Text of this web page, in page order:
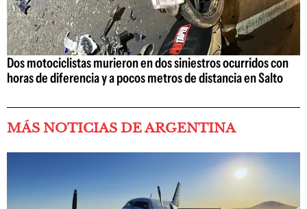
Dos motociclistas murieron en dos siniestros ocurridos con
horas de diferencia y a pocos metros de distancia en Salto
MÁS NOTICIAS DE ARGENTINA